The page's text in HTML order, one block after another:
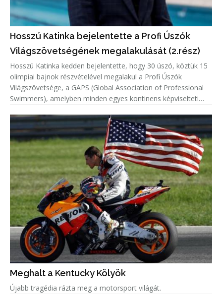
Hosszú Katinka bejelentette a Profi Úszók
Világszövetségének megalakulását (2.rész)
Hosszú Katinka kedden bejelentette, hogy 30 úszó, köztük 15
olimpiai bajnok részvételével megalakul a Profi Úszók
Világszövetsége, a GAPS (Global Association of Professional
Swimmers), amelyben minden egyes kontinens képviselteti
Meghalt a Kentucky Kölyök
Újabb tragédia rázta meg a motorsport világát.